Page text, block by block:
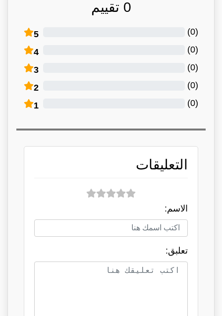
0 تقييم
5 (
0
)
4 (
0
)
3 (
0
)
2 (
0
)
1 (
0
)
التعليقات
الاسم:
تعلبق: